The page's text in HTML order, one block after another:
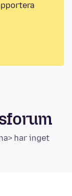
har inget